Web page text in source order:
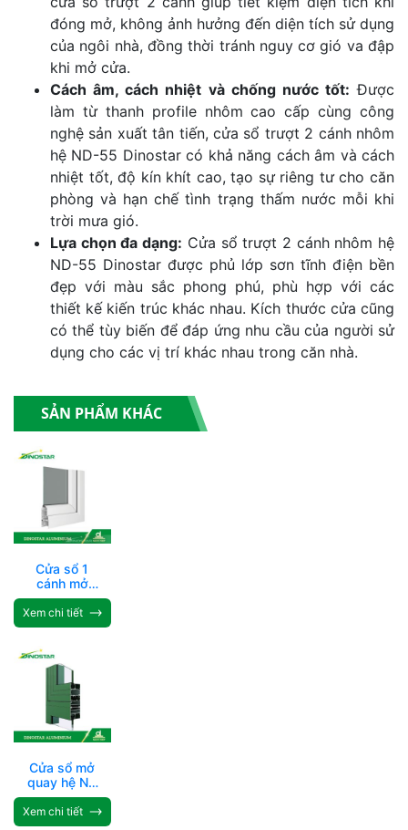
đóng mở, không ảnh hưởng đến diện tích sử dụng
của ngôi nhà, đồng thời tránh nguy cơ gió va đập
khi mở cửa.
Cách âm, cách nhiệt và chống nước tốt: Được
làm từ thanh profile nhôm cao cấp cùng công
nghệ sản xuất tân tiến, cửa sổ trượt 2 cánh nhôm
hệ ND-55 Dinostar có khả năng cách âm và cách
nhiệt tốt, độ kín khít cao, tạo sự riêng tư cho căn
phòng và hạn chế tình trạng thấm nước mỗi khi
trời mưa gió.
Lựa chọn đa dạng: Cửa sổ trượt 2 cánh nhôm hệ
ND-55 Dinostar được phủ lớp sơn tĩnh điện bền
đẹp với màu sắc phong phú, phù hợp với các
thiết kế kiến trúc khác nhau. Kích thước cửa cũng
có thể tùy biến để đáp ứng nhu cầu của người sử
dụng cho các vị trí khác nhau trong căn nhà.
SẢN PHẨM KHÁC
Cửa sổ 1
cánh mở
quay trong
và fix hệ ND-
55
Xem chi tiết
Cửa sổ mở
quay hệ ND
– XF55
Xem chi tiết